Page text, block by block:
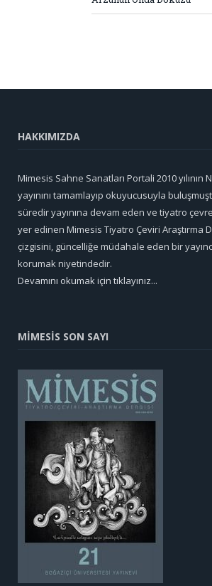
HAKKIMIZDA
Mimesis Sahne Sanatları Portali 2010 yılının
yayınını tamamlayıp okuyucusuyla
süredir yayınına devam eden ve tiyatro
yer edinen Mimesis Tiyatro Çeviri Araştırma
çizgisini, güncelliğe müdahale eden bir
korumak niyetindedir.
Devamını okumak için tıklayınız...
MİMESİS SON SAYI